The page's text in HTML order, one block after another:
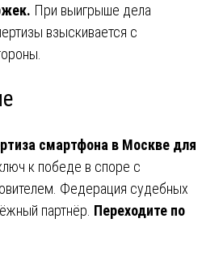
При выигрыше дела
взыскивается с
смартфона в Москве для
к победе в споре с
Федерация судебных
партнёр. Переходите по